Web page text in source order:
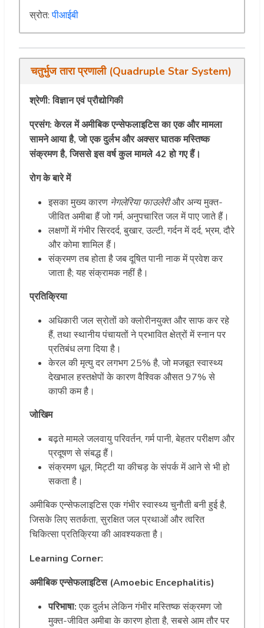
स्रोत:पीआईबी
चतुर्भुज तारा प्रणाली (Quadruple Star System)
श्रेणी: विज्ञान एवं प्रौद्योगिकी
प्रसंग: केरल में अमीबिक एन्सेफलाइटिस का एक और मामला
सामने आया है, जो एक दुर्लभ और अक्सर घातक मस्तिष्क
संक्रमण है, जिससे इस वर्ष कुल मामले 42 हो गए हैं।
रोग के बारे में
इसका मुख्य कारण नेगलेरिया फाउलेरीऔर अन्य मुक्त-
जीवित अमीबा हैं जो गर्म, अनुपचारित जल में पाए जाते हैं।
लक्षणों में गंभीर सिरदर्द, बुखार, उल्टी, गर्दन में दर्द, भ्रम, दौरे
और कोमा शामिल हैं।
संक्रमण तब होता है जब दूषित पानी नाक में प्रवेश कर
जाता है; यह संक्रामक नहीं है।
प्रतिक्रिया
अधिकारी जल स्रोतों को क्लोरीनयुक्त और साफ कर रहे
हैं, तथा स्थानीय पंचायतों ने प्रभावित क्षेत्रों में स्नान पर
प्रतिबंध लगा दिया है।
केरल की मृत्यु दर लगभग 25% है, जो मजबूत स्वास्थ्य
देखभाल हस्तक्षेपों के कारण वैश्विक औसत 97% से
काफी कम है।
जोखिम
बढ़ते मामले जलवायु परिवर्तन, गर्म पानी, बेहतर परीक्षण और
प्रदूषण से संबद्ध हैं।
संक्रमण धूल, मिट्टी या कीचड़ के संपर्क में आने से भी हो
सकता है।
अमीबिक एन्सेफलाइटिस एक गंभीर स्वास्थ्य चुनौती बनी हुई है,
जिसके लिए सतर्कता, सुरक्षित जल प्रथाओं और त्वरित
चिकित्सा प्रतिक्रिया की आवश्यकता है।
Learning Corner:
अमीबिक एन्सेफलाइटिस (Amoebic Encephalitis)
परिभाषा:एक दुर्लभ लेकिन गंभीर मस्तिष्क संक्रमण जो
मुक्त-जीवित अमीबा के कारण होता है, सबसे आम तौर पर